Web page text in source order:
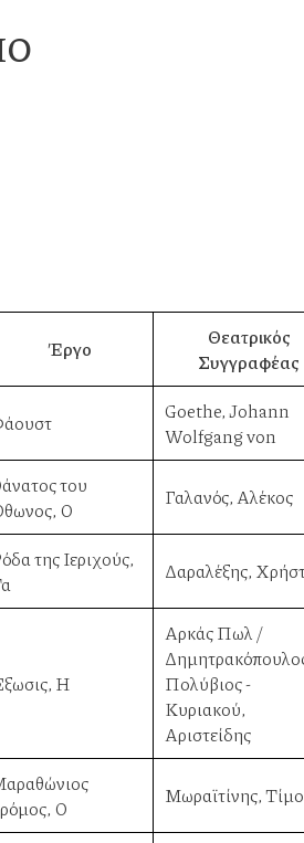
Έργο
Θεατρικός
Συγγραφέας
Goethe, Johann
Wolfgang von
του
Ο
Γαλανός, Αλέκος
της Ιεριχούς,
Δαραλέξης,
Η
Αρκάς Πωλ /
Πολύβιος -
Κυριακού,
Αριστείδης
Ο
Μωραϊτίνης,